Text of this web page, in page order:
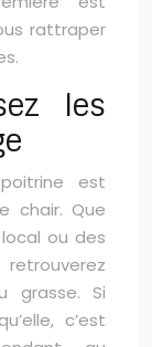
rattraper
les
est
chair. Que
ou des
grasse. Si
c’est